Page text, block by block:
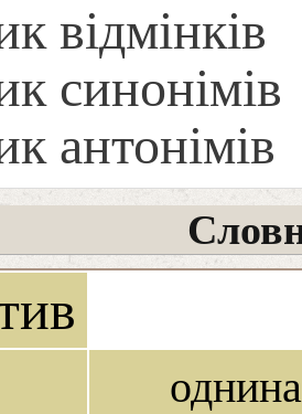
відмінків
синонімів
антонімів
однина